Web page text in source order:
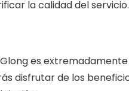
la calidad del servicio.
Glong es
disfrutar de los